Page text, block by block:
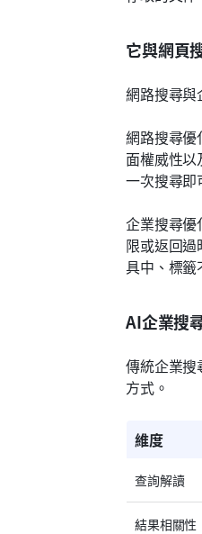
它與網頁
網路搜尋與
網路搜尋
面權威性
一次搜尋即
企業搜尋
限或返回
具中、標籤
AI企業搜
傳統企業搜
方式。
維度
查詢解讀
結果相關性